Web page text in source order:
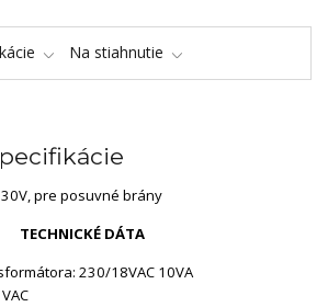
Na stiahnutie
pre posuvné brány
TECHNICKÉ DÁTA
230/18VAC 10VA